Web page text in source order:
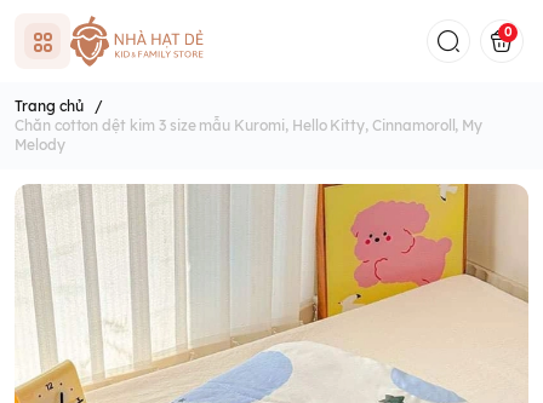
0
Trang chủ
/
Chăn cotton dệt kim 3 size mẫu Kuromi, Hello Kitty, Cinnamoroll, My
Melody